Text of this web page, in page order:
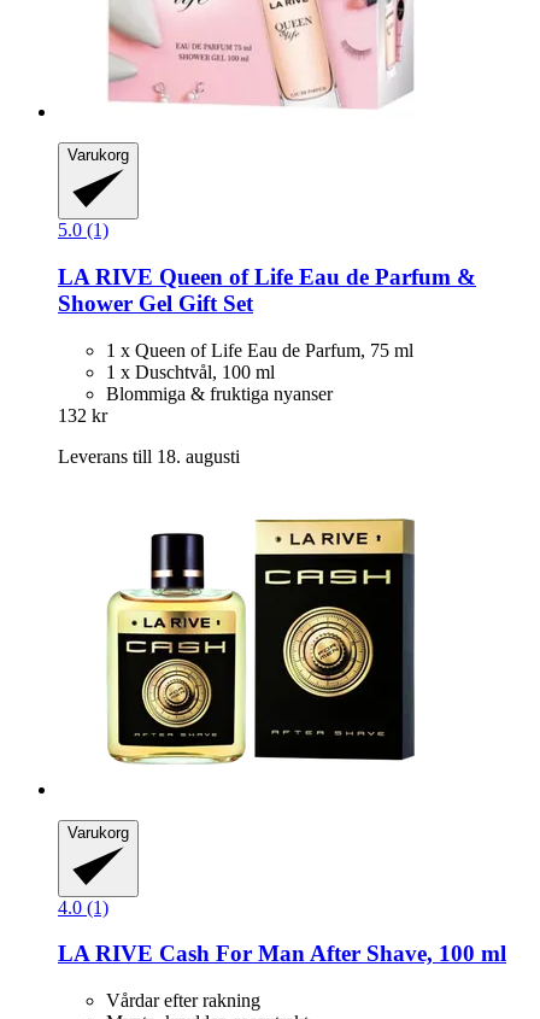
Varukorg
5.0 (1)
LA RIVE Queen of Life Eau de Parfum &
Shower Gel Gift Set
1 x Queen of Life Eau de Parfum, 75 ml
1 x Duschtvål, 100 ml
Blommiga & fruktiga nyanser
132 kr
Leverans till 18. augusti
Varukorg
4.0 (1)
LA RIVE Cash For Man After Shave, 100 ml
Vårdar efter rakning